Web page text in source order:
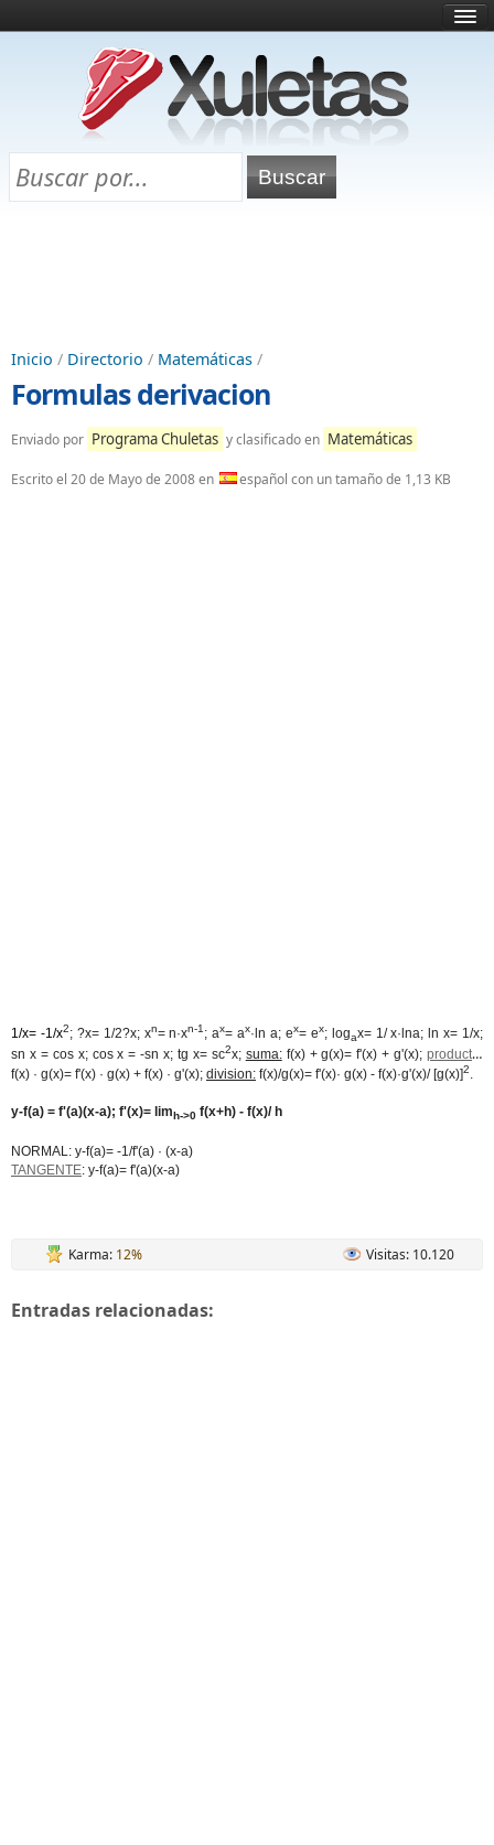
¿Qué es esto?
Directorio
Chuletas para exámenes
Inicio / Directorio / Matemáticas /
Formulas derivacion
Enviado por Programa Chuletas y clasificado en Matemáticas
Escrito el 20 de Mayo de 2008en español con un tamaño de 1,13 KB
1/x= -1/x2; ?x= 1/2?x; xn= n·xn-1 ; ax= ax·ln a; ex= ex; logax= 1/ x·lna; ln x= 1/x;
sn x = cos x; cos x = -sn x; tg x= sc2x; suma:f(x) + g(x)= f'(x) + g'(x);producto :
f(x) · g(x)= f'(x) · g(x) + f(x) · g'(x); division: f(x)/g(x)= f'(x)· g(x) - f(x)·g'(x)/ [g(x)]2.
y-f(a) = f'(a)(x-a); f'(x)= lim h->0 f(x+h) - f(x)/ h
NORMAL: y-f(a)= -1/f'(a) · (x-a)
TANGENTE: y-f(a)= f'(a)(x-a)
Karma: 12% Visitas: 10.120
Entradas relacionadas: